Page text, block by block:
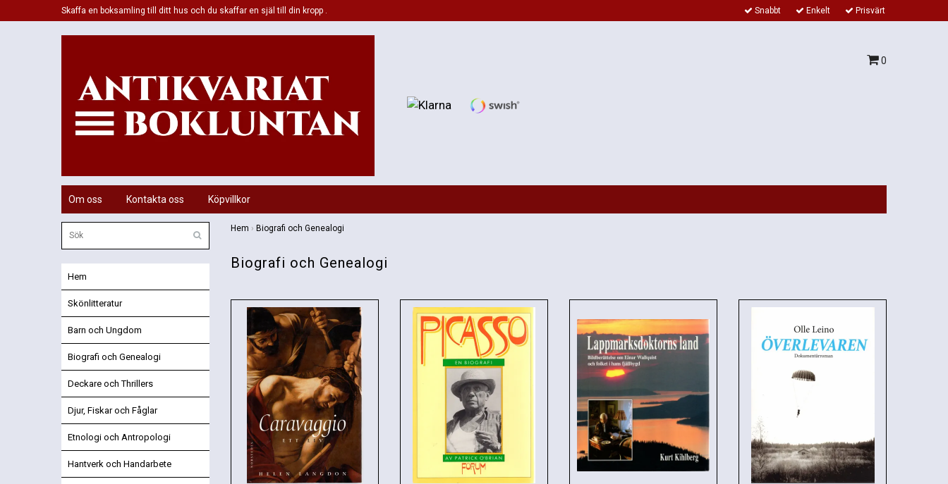
Skaffa en boksamling till ditt hus och du skaffar en själ till din kropp . Snabbt Enkelt Prisvärt
0
Om oss Kontakta oss Köpvillkor
Hem
Skönlitteratur
Barn och Ungdom
Biografi och Genealogi
Deckare och Thrillers
Djur, Fiskar och Fåglar
Etnologi och Antropologi
Hantverk och Handarbete
Hem › Biografi och Genealogi
Biografi och Genealogi